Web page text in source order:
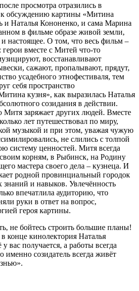
просмотра отразились в
к обсуждению картины «Митина
и Наталья Кононенко, и сама Марина
в фильме образе живой земли,
настоящее. О том, что весь фильм –
вместе с Митей что-то
восстанавливают
сажают, пропалывают, прядут,
усадебного этнофестиваля, тем
себя пространство
кузня», как выразилась Наталья
созидания в действии.
заряжает других людей. Вместе
лет путешествовал по миру,
музыкой и при этом, уважая чужую
не слились с толпой
систему ценностей. Митя всегда
своим корням, в Рыбинск, на Родину
мастера своего дела – кузнеца. И
родной провинциальный городок
и навыков. Увлечённость
впечатлила аудиторию, что
руки в ответ на вопрос,
героя картины.
не бойтесь строить большие планы!
конце кинолектория Наталья
вас получается, а работы всегда
именно созидатель всегда живёт